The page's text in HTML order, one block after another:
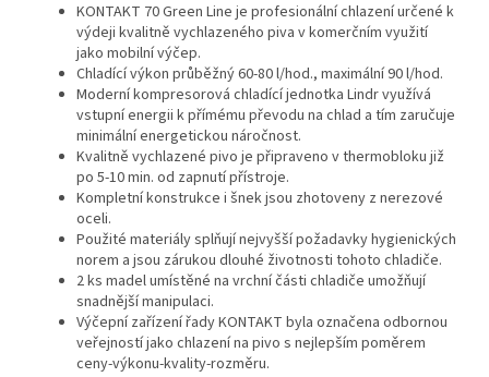
KONTAKT 70 Green Line je profesionální chlazení určené k
výdeji kvalitně vychlazeného piva v komerčním využití
jako mobilní výčep.
Chladící výkon průběžný 60-80 l/hod., maximální 90 l/hod.
Moderní kompresorová chladící jednotka Lindr využívá
vstupní energii k přímému převodu na chlad a tím zaručuje
minimální energetickou náročnost.
Kvalitně vychlazené pivo je připraveno v thermobloku již
po 5-10 min. od zapnutí přístroje.
Kompletní konstrukce i šnek jsou zhotoveny z nerezové
oceli.
Použité materiály splňují nejvyšší požadavky hygienických
norem a jsou zárukou dlouhé životnosti tohoto chladiče.
2 ks madel umístěné na vrchní části chladiče umožňují
snadnější manipulaci.
Výčepní zařízení řady KONTAKT byla označena odbornou
veřejností jako chlazení na pivo s nejlepším poměrem
ceny-výkonu-kvality-rozměru.